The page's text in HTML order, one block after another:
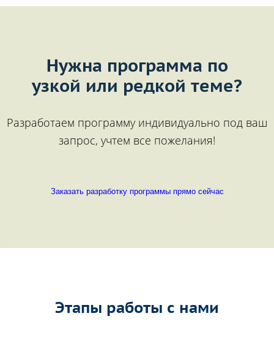
Нужна программа по
узкой или редкой теме?
Разработаем программу индивидуально под ваш
запрос, учтем все пожелания!
Заказать разработку программы прямо сейчас
Этапы работы с нами